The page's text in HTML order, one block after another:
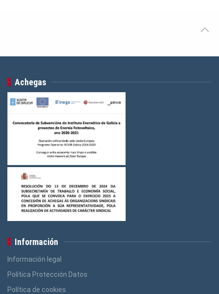
Achegas
Información
Información legal
Política Protección Datos
Política de cookies